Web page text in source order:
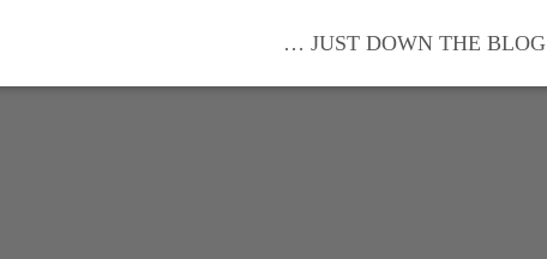
… JUST DOWN THE BLOG